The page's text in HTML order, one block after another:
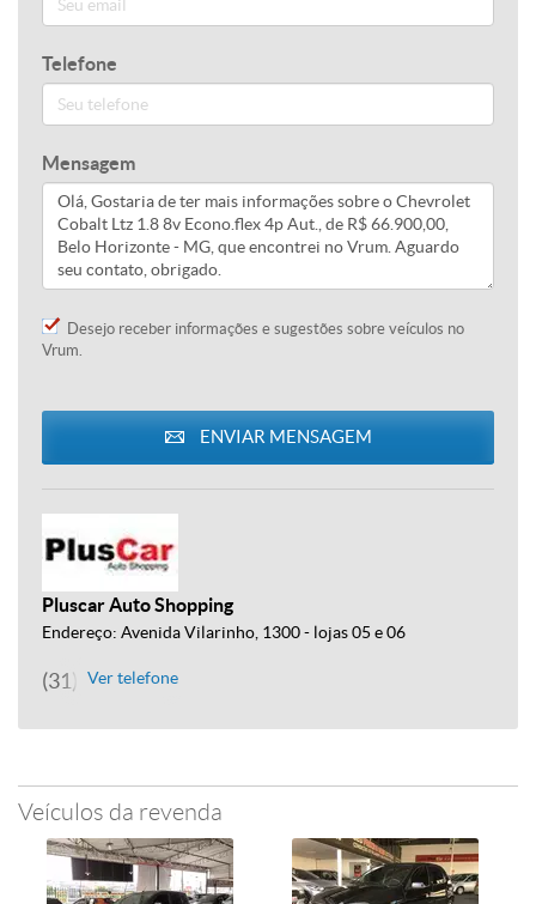
Telefone
Mensagem
Desejo receber informações e sugestões sobre veículos no
Vrum.
ENVIAR MENSAGEM
Pluscar Auto Shopping
Endereço: Avenida Vilarinho, 1300 - lojas 05 e 06
(31) 3245-7473
Ver telefone
Veículos da revenda